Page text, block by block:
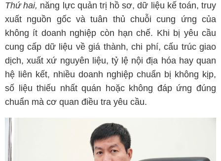
Thứ hai, năng lực quản trị hồ sơ, dữ liệu kế toán, truy
xuất nguồn gốc và tuân thủ chuỗi cung ứng của
không ít doanh nghiệp còn hạn chế. Khi bị yêu cầu
cung cấp dữ liệu về giá thành, chi phí, cấu trúc giao
dịch, xuất xứ nguyên liệu, tỷ lệ nội địa hóa hay quan
hệ liên kết, nhiều doanh nghiệp chuẩn bị không kịp,
số liệu thiếu nhất quán hoặc không đáp ứng đúng
chuẩn mà cơ quan điều tra yêu cầu.